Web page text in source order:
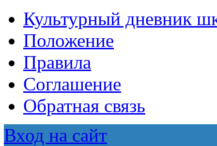
Культурный дневник
Положение
Правила
Соглашение
Обратная связь
Вход на сайт